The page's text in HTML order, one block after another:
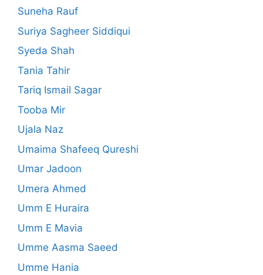
Suneha Rauf
Suriya Sagheer Siddiqui
Syeda Shah
Tania Tahir
Tariq Ismail Sagar
Tooba Mir
Ujala Naz
Umaima Shafeeq Qureshi
Umar Jadoon
Umera Ahmed
Umm E Huraira
Umm E Mavia
Umme Aasma Saeed
Umme Hania